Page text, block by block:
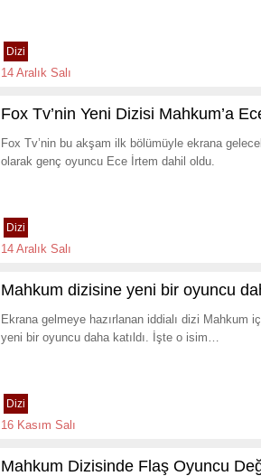
Dizi
14 Aralık Salı
Fox Tv’nin Yeni Dizisi Mahkum’a
Fox Tv’nin bu akşam ilk bölümüyle ekrana
olarak genç oyuncu Ece İrtem dahil oldu.
Dizi
14 Aralık Salı
Mahkum dizisine yeni bir oyuncu
Ekrana gelmeye hazırlanan iddialı dizi
yeni bir oyuncu daha katıldı. İşte o isim…
Dizi
16 Kasım Salı
Mahkum Dizisinde Flaş Oyuncu